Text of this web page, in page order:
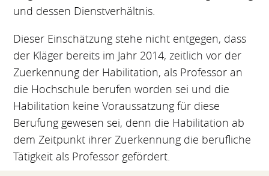
und dessen Dienstverhältnis.
Dieser Einschätzung stehe nicht entgegen, dass
der Kläger bereits im Jahr 2014, zeitlich vor der
Zuerkennung der Habilitation, als Professor an
die Hochschule berufen worden sei und die
Habilitation keine Voraussatzung für diese
Berufung gewesen sei, denn die Habilitation ab
dem Zeitpunkt ihrer Zuerkennung die berufliche
Tätigkeit als Professor gefördert.